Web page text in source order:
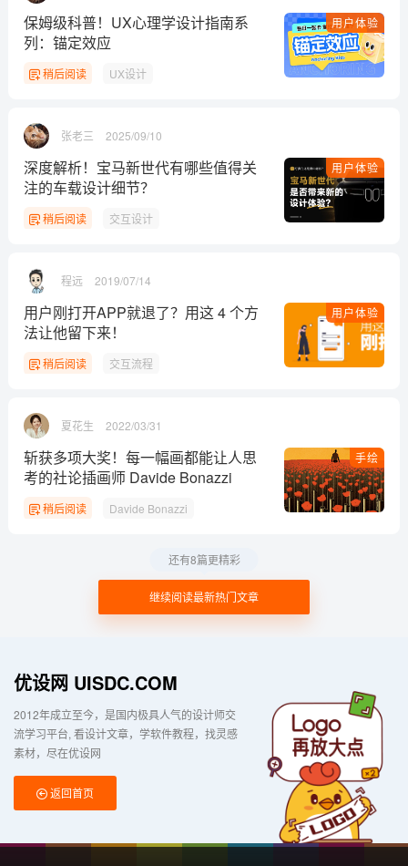
用户体验
保姆级科普！UX心理学设计指南系
列：锚定效应
稍后阅读 UX设计
张老三 2025/09/10
用户体验
深度解析！宝马新世代有哪些值得关
注的车载设计细节？
稍后阅读 交互设计
程远 2019/07/14
用户体验
用户刚打开APP就退了？用这 4 个方
法让他留下来！
稍后阅读 交互流程
夏花生 2022/03/31
手绘
斩获多项大奖！每一幅画都能让人思
考的社论插画师 Davide Bonazzi
稍后阅读 Davide Bonazzi
继续阅读最新热门文章
还有8篇更精彩
优设网 UISDC.COM
2012年成立至今，是国内极具人气的设计师交
流学习平台 看设计文章，学软件教程，找灵感
素材，尽在优设网
返回首页